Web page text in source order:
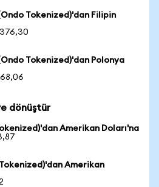
Tokenized)'dan Filipin
Tokenized)'dan Polonya
dönüştür
Amerikan Doları'na
Amerikan